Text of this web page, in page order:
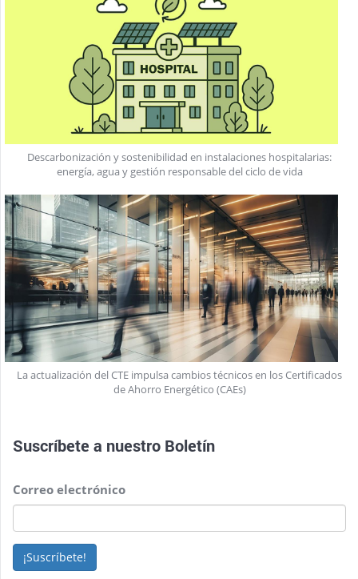
Descarbonización y sostenibilidad en instalaciones hospitalarias:
energía, agua y gestión responsable del ciclo de vida
La actualización del CTE impulsa cambios técnicos en los Certificados
de Ahorro Energético (CAEs)
Suscríbete a nuestro Boletín
Correo electrónico
¡Suscríbete!